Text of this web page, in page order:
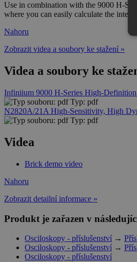
Use in combination with the 9000 H-
where you can easily calculate the
Nahoru
Zobrazit videa a soubory ke stažení »
Videa a soubory ke
Infiniium 9000 H-Series High-
Typ: pdf
N2820A/21A High-Sensitivity, High
Typ: pdf
Videa
Brick demo video
Nahoru
Zobrazit detailní informace »
Produkt je zařazen v
Osciloskopy - příslušenství →
Osciloskopy - příslušenství →
Osciloskopy - příslušenství